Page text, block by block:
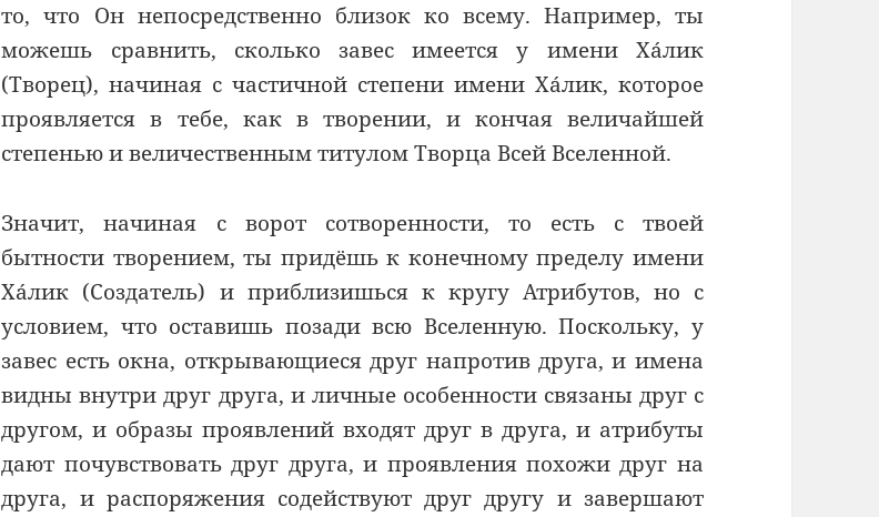
то, что Он непосредственно близок ко всему. Например, ты
можешь сравнить, сколько завес имеется у имени Хáлик
(Творец), начиная с частичной степени имени Хáлик, которое
проявляется в тебе, как в творении, и кончая величайшей
степенью и величественным титулом Творца Всей Вселенной.
Значит, начиная с ворот сотворенности, то есть с твоей
бытности творением, ты придёшь к конечному пределу имени
Хáлик (Создатель) и приблизишься к кругу Атрибутов, но с
условием, что оставишь позади всю Вселенную. Поскольку, у
завес есть окна, открывающиеся друг напротив друга, и имена
видны внутри друг друга, и личные особенности связаны друг с
другом, и образы проявлений входят друг в друга, и атрибуты
дают почувствовать друг друга, и проявления похожи друг на
друга, и распоряжения содействуют друг другу и завершают